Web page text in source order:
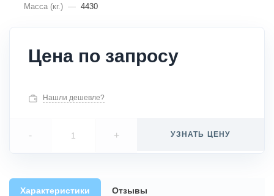
Масса (кг.) — 4430
Цена по запросу
Нашли дешевле?
- + УЗНАТЬ ЦЕНУ
Характеристики Отзывы